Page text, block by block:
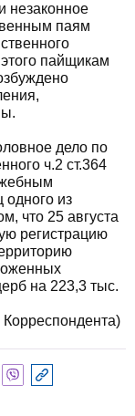
незаконное
паям
пайщикам
дело по
ч.2 ст.364
из
что 25 августа
регистрацию
на 223,3 тыс.